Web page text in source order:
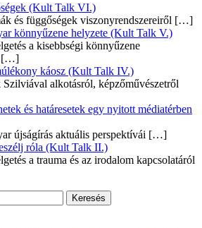
(Kult Talk VI.)
és függőségek viszonyrendszereiről […]
könnyűzene helyzete (Kult Talk V.)
a kisebbségi könnyűzene
[…]
káosz (Kult Talk IV.)
Szilviával alkotásról, képzőművészetről
és határesetek egy nyitott médiatérben
újságírás aktuális perspektívái […]
róla (Kult Talk II.)
a trauma és az irodalom kapcsolatáról